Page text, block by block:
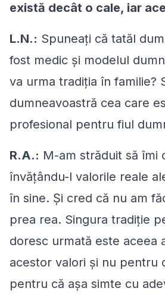
există decât o cale, iar
L.N.: Spuneaţi că tatăl
fost medic şi modelul
va urma tradiţia în familie?
dumneavoastră cea care
profesional pentru fiul
R.A.: M-am străduit să îmi
învăţându-l valorile reale
în sine. Şi cred că nu am
prea rea. Singura tradiţie
doresc urmată este aceea
acestor valori şi nu pentru
pentru că aşa simte cu